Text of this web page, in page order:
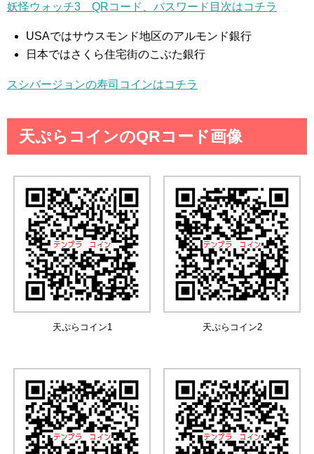
妖怪ウォッチ3 QRコード、パスワード目次はコチラ
USAではサウスモンド地区のアルモンド銀行
日本ではさくら住宅街のこぶた銀行
スシバージョンの寿司コインはコチラ
天ぷらコインのQRコード画像
天ぷらコイン1 天ぷらコイン2